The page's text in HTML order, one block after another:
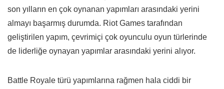
son yılların en çok oynanan yapımları arasındaki yerini
almayı başarmış durumda. Riot Games tarafından
geliştirilen yapım, çevrimiçi çok oyunculu oyun türlerinde
de liderliğe oynayan yapımlar arasındaki yerini alıyor.
Battle Royale türü yapımlarına rağmen hala ciddi bir